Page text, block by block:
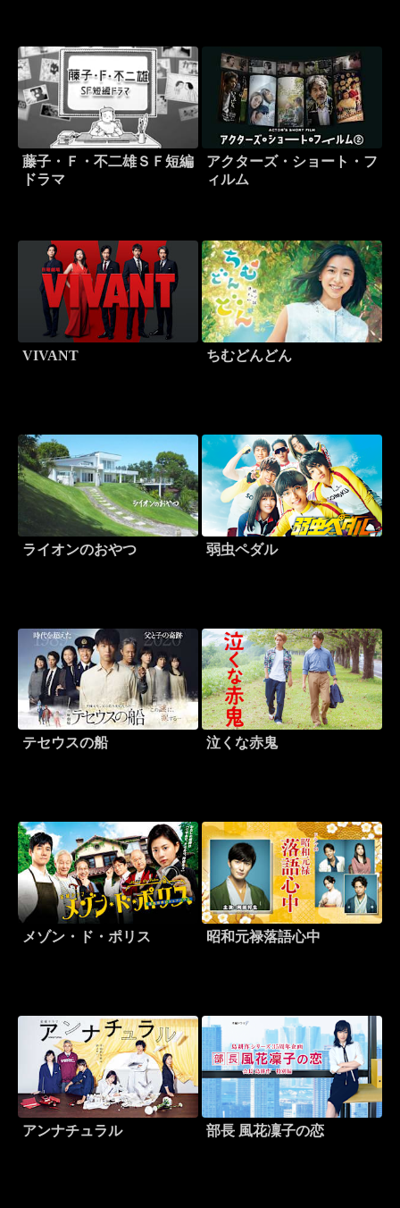
藤子・Ｆ・不二雄ＳＦ短編
ドラマ
アクターズ・ショート・フ
ィルム
VIVANT ちむどんどん
ライオンのおやつ 弱虫ペダル
テセウスの船 泣くな赤鬼
メゾン・ド・ポリス 昭和元禄落語心中
アンナチュラル 部長 風花凜子の恋